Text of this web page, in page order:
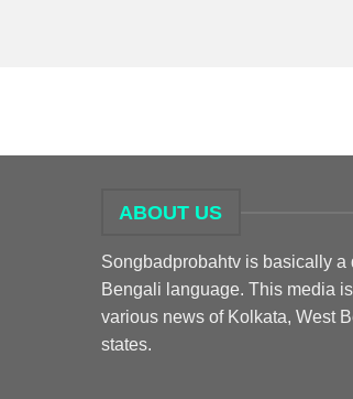
ABOUT US
Songbadprobahtv is basically a
Bengali language. This media
various news of Kolkata, West
states.